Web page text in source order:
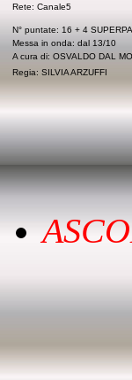
Rete: Canale5
N° puntate: 16 + 4
Messa in onda: dal 13/10
A cura di: OSVALDO DAL
Regia: SILVIA ARZUFFI